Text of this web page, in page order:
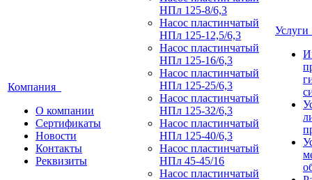
Компания
О компании
Сертификаты
Новости
Контакты
Реквизиты
НПл 125-8/6,3
Насос пластинчатый
НПл 125-12,5/6,3
Насос пластинчатый
НПл 125-16/6,3
Насос пластинчатый
НПл 125-25/6,3
Насос пластинчатый
НПл 125-32/6,3
Насос пластинчатый
НПл 125-40/6,3
Насос пластинчатый
НПл 45-45/16
Насос пластинчатый